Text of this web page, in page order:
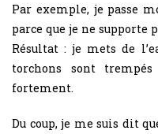
Par exemple, je passe
parce que je ne supporte
Résultat : je mets de
torchons sont
fortement.
Du coup, je me suis dit